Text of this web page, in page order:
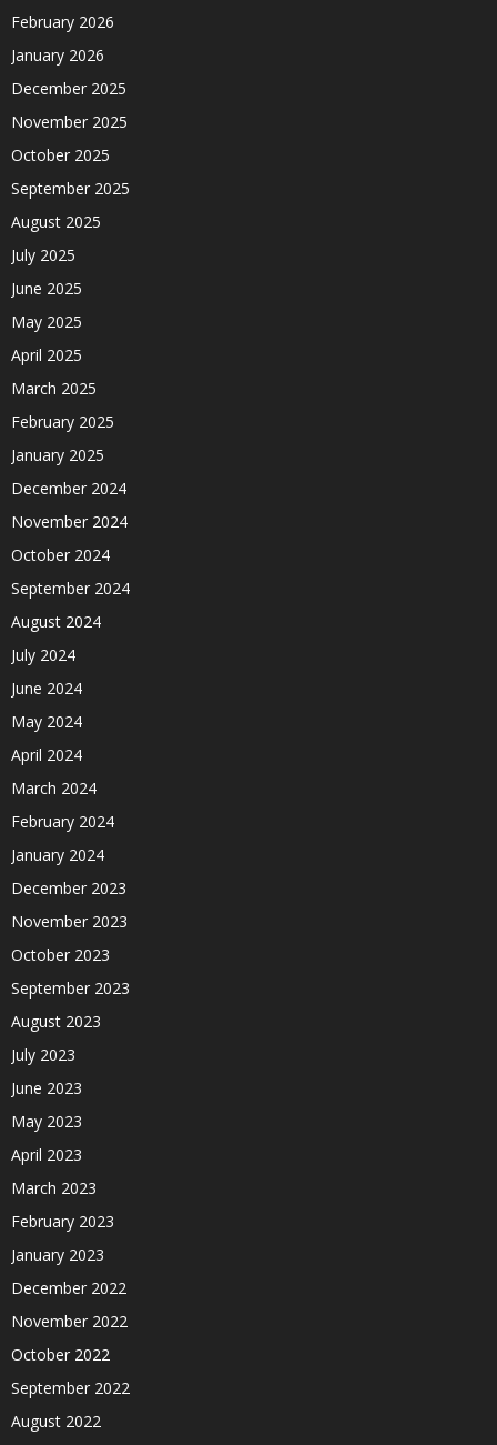
February 2026
January 2026
December 2025
November 2025
October 2025
September 2025
August 2025
July 2025
June 2025
May 2025
April 2025
March 2025
February 2025
January 2025
December 2024
November 2024
October 2024
September 2024
August 2024
July 2024
June 2024
May 2024
April 2024
March 2024
February 2024
January 2024
December 2023
November 2023
October 2023
September 2023
August 2023
July 2023
June 2023
May 2023
April 2023
March 2023
February 2023
January 2023
December 2022
November 2022
October 2022
September 2022
August 2022